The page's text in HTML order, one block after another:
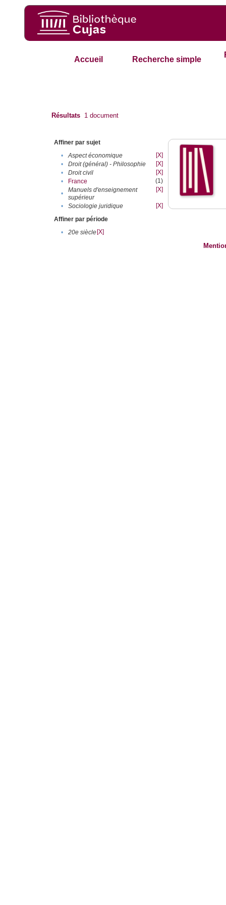
Accueil Recherche simple
Résultats 1 document
Affiner par sujet
•
Aspect économique
[X]
•
Droit (général) - Philosophie
[X]
•
Droit civil
[X]
•
France
(1)
•
Manuels d'enseignement
supérieur
[X]
• Sociologie juridique
[X]
Affiner par période
•
20e siècle[X]